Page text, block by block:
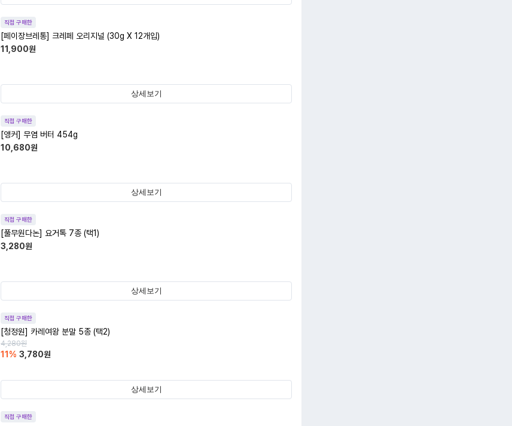
직접 구매한
[페이장브레통] 크레페 오리지널 (30g X 12개입)
11,900원
상세보기
직접 구매한
[앵커] 무염 버터 454g
10,680원
상세보기
직접 구매한
[풀무원다논] 요거톡 7종 (택1)
3,280원
상세보기
직접 구매한
[청정원] 카레여왕 분말 5종 (택2)
4,280원
11 % 3,780원
상세보기
직접 구매한